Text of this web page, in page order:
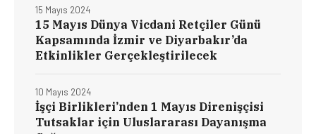
15 Mayıs Dünya Vicdani Retçiler Günü
Kapsamında İzmir ve Diyarbakır’da
Etkinlikler Gerçekleştirilecek
15 Mayıs 2024
İşçi Birlikleri’nden 1 Mayıs Direnişçisi
Tutsaklar için Uluslararası Dayanışma
10 Mayıs 2024